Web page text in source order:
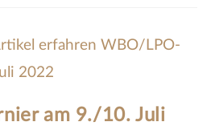
am 9./10. Juli